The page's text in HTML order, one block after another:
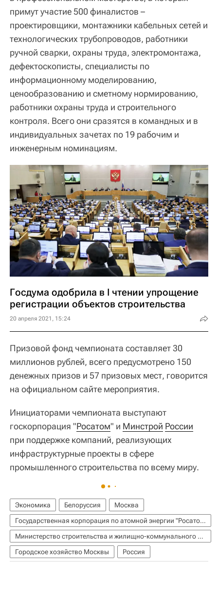
примут участие 500 финалистов –
проектировщики, монтажники кабельных сетей и
технологических трубопроводов, работники
ручной сварки, охраны труда, электромонтажа,
дефектоскописты, специалисты по
информационному моделированию,
ценообразованию и сметному нормированию,
работники охраны труда и строительного
контроля. Всего они сразятся в командных и в
индивидуальных зачетах по 19 рабочим и
инженерным номинациям.
Госдума одобрила в I чтении упрощение
регистрации объектов строительства
20 апреля 2021, 15:24
Призовой фонд чемпионата составляет 30
миллионов рублей, всего предусмотрено 150
денежных призов и 57 призовых мест, говорится
на официальном сайте мероприятия.
Инициаторами чемпионата выступают
госкорпорация "Росатом" и Минстрой России
при поддержке компаний, реализующих
инфраструктурные проекты в сфере
промышленного строительства по всему миру.
Экономика Белоруссия
Москва
Государственная корпорация по атомной энергии "Росатом"
Министерство строительства и жилищно-коммунального хозяйства РФ (Минстрой России)
Городское хозяйство Москвы
Россия